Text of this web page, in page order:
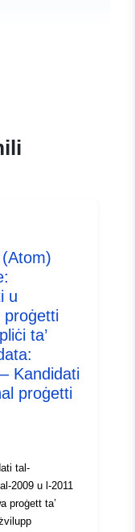
services
(Atom)
u
proġetti
ta’
Kandidati
proġetti
tal-
2009 u l-2011